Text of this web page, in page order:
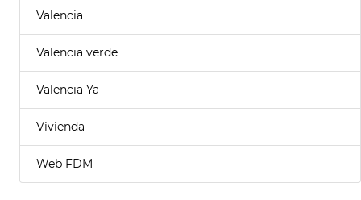
Valencia
Valencia verde
Valencia Ya
Vivienda
Web FDM